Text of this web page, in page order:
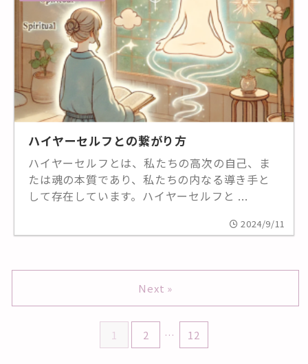
ハイヤーセルフとの繋がり方
ハイヤーセルフとは、私たちの高次の自己、ま
たは魂の本質であり、私たちの内なる導き手と
して存在しています。ハイヤーセルフと ...
2024/9/11
1 2 … 12
Next »